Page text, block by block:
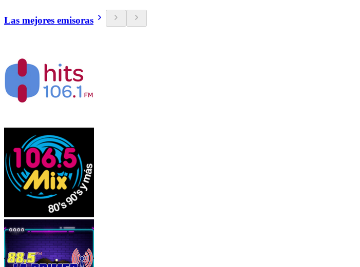
Las mejores emisoras